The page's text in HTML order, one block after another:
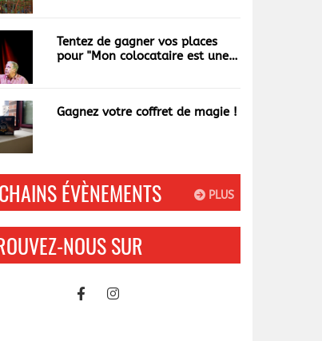
Tentez de gagner vos places
pour "Mon colocataire est une
Gagnez votre coffret de magie !
PLUS
ÉVÈNEMENTS
NOUS SUR